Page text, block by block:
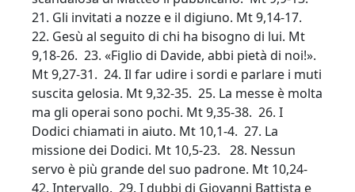
21. Gli invitati a nozze e il digiuno. Mt 9,14-17.
22. Gesù al seguito di chi ha bisogno di lui. Mt
9,18-26. 23. «Figlio di Davide, abbi pietà di noi!».
Mt 9,27-31. 24. Il far udire i sordi e parlare i muti
suscita gelosia. Mt 9,32-35. 25. La messe è molta
ma gli operai sono pochi. Mt 9,35-38. 26. I
Dodici chiamati in aiuto. Mt 10,1-4. 27. La
missione dei Dodici. Mt 10,5-23. 28. Nessun
servo è più grande del suo padrone. Mt 10,24-
42. Intervallo. 29. I dubbi di Giovanni Battista e